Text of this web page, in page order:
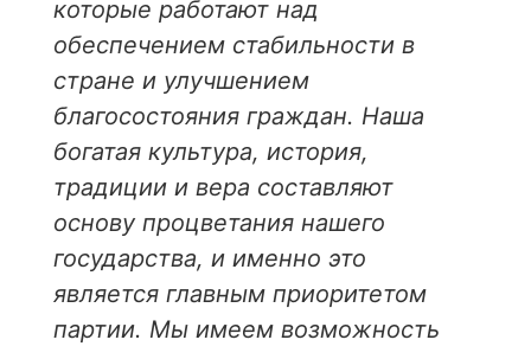
которые работают над
обеспечением стабильности в
стране и улучшением
благосостояния граждан. Наша
богатая культура, история,
традиции и вера составляют
основу процветания нашего
государства, и именно это
является главным приоритетом
партии. Мы имеем возможность